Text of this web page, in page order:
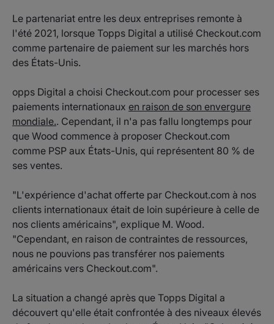
Le partenariat entre les deux entreprises remonte à
l'été 2021, lorsque Topps Digital a utilisé Checkout.com
comme partenaire de paiement sur les marchés hors
des États-Unis.
opps Digital a choisi Checkout.com pour processer ses
paiements internationaux en raison de son envergure
mondiale.. Cependant, il n'a pas fallu longtemps pour
que Wood commence à proposer Checkout.com
comme PSP aux États-Unis, qui représentent 80 % de
ses ventes.
"L'expérience d'achat offerte par Checkout.com à nos
clients internationaux était de loin supérieure à celle de
nos clients américains", explique M. Wood.
"Cependant, en raison de contraintes de ressources,
nous ne pouvions pas transférer nos paiements
américains vers Checkout.com".
La situation a changé après que Topps Digital a
découvert qu'elle était confrontée à des niveaux élevés